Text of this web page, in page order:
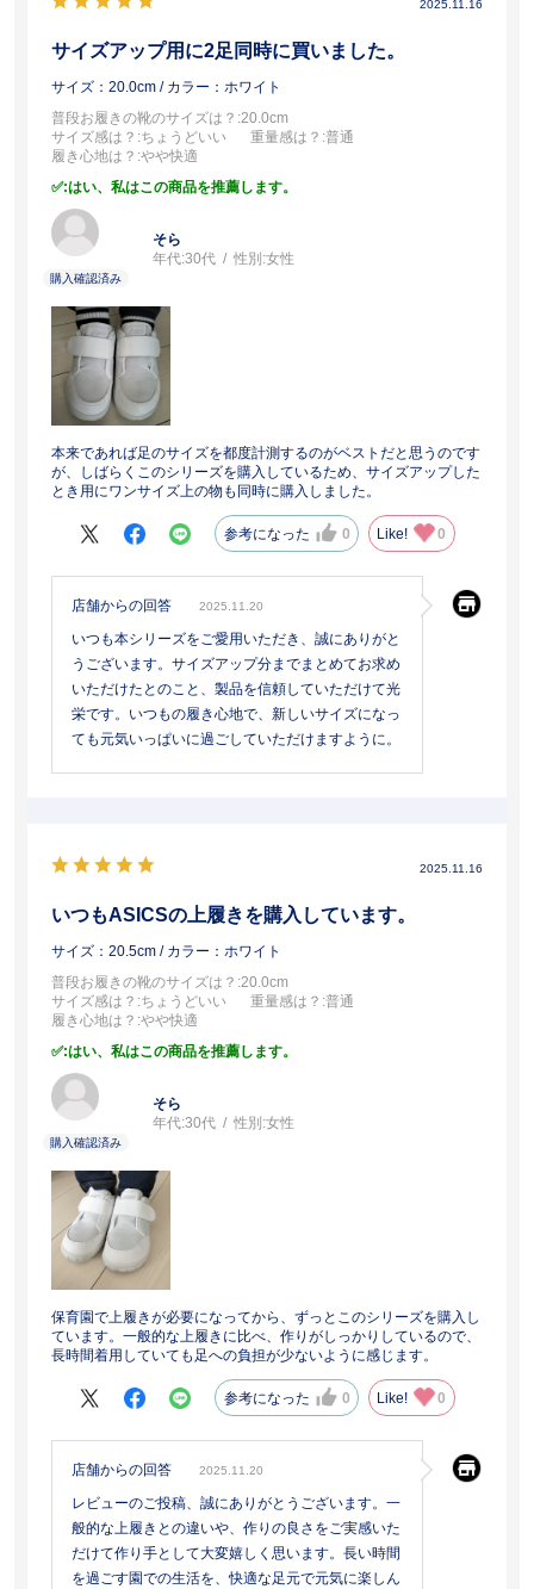
2025.11.16
サイズアップ用に2足同時に買いました。
サイズ：20.0cm / カラー：ホワイト
普段お履きの靴のサイズは？ :20.0cm
サイズ感は？ :ちょうどいい 重量感は？ :普通
履き心地は？ :やや快適
:はい、私はこの商品を推薦します。
そら
年代:30代 性別:女性
本来であれば足のサイズを都度計測するのがベストだと思うのです
が、しばらくこのシリーズを購入しているため、サイズアップした
とき用にワンサイズ上の物も同時に購入しました。
参考になった 0 Like! 0
店舗からの回答 2025.11.20
いつも本シリーズをご愛用いただき、誠にありがと
うございます。サイズアップ分までまとめてお求め
いただけたとのこと、製品を信頼していただけて光
栄です。いつもの履き心地で、新しいサイズになっ
ても元気いっぱいに過ごしていただけますように。
2025.11.16
いつもASICSの上履きを購入しています。
サイズ：20.5cm / カラー：ホワイト
普段お履きの靴のサイズは？ :20.0cm
サイズ感は？ :ちょうどいい 重量感は？ :普通
履き心地は？ :やや快適
:はい、私はこの商品を推薦します。
そら
年代:30代 性別:女性
保育園で上履きが必要になってから、ずっとこのシリーズを購入し
ています。一般的な上履きに比べ、作りがしっかりしているので、
長時間着用していても足への負担が少ないように感じます。
参考になった 0 Like! 0
店舗からの回答 2025.11.20
レビューのご投稿、誠にありがとうございます。一
般的な上履きとの違いや、作りの良さをご実感いた
だけて作り手として大変嬉しく思います。長い時間
を過ごす園での生活を、快適な足元で元気に楽しん